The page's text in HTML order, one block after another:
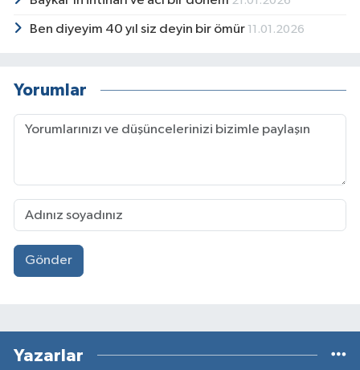
Ben diyeyim 40 yıl siz deyin bir ömür 11.01.2026
Yorumlar
Gönder
Yazarlar